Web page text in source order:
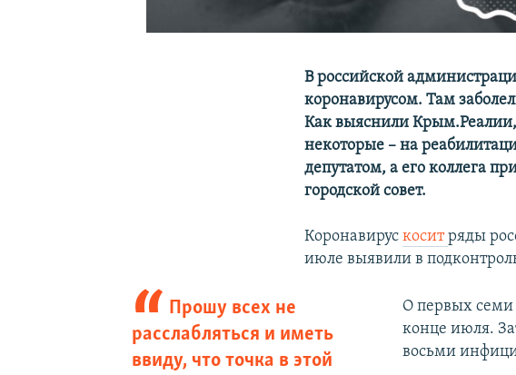
В российской
коронавирусом. Там
Как выяснили
некоторые – на
депутатом, а его коллега
городской совет.
Коронавирускоситряды
июле выявили в
Прошу всех не
расслабляться и иметь
ввиду, что точка в этой
О первых семи
конце июля.
восьми